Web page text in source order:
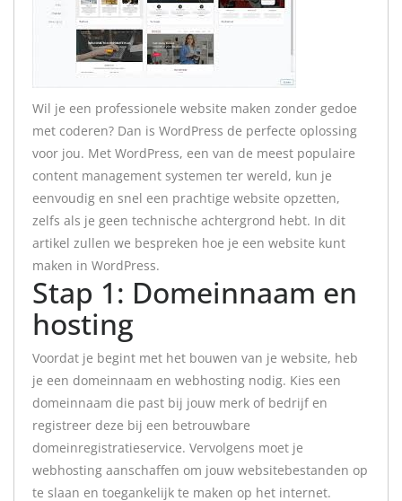
Wil je een professionele website maken zonder gedoe
met coderen? Dan is WordPress de perfecte oplossing
voor jou. Met WordPress, een van de meest populaire
content management systemen ter wereld, kun je
eenvoudig en snel een prachtige website opzetten,
zelfs als je geen technische achtergrond hebt. In dit
artikel zullen we bespreken hoe je een website kunt
maken in WordPress.
Stap 1: Domeinnaam en
hosting
Voordat je begint met het bouwen van je website, heb
je een domeinnaam en webhosting nodig. Kies een
domeinnaam die past bij jouw merk of bedrijf en
registreer deze bij een betrouwbare
domeinregistratieservice. Vervolgens moet je
webhosting aanschaffen om jouw websitebestanden op
te slaan en toegankelijk te maken op het internet.